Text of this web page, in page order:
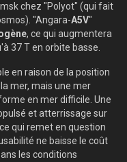
chez "Polyot" (qui fait
"Angara-A5V"
, ce qui augmentera
37 T en orbite basse.
en raison de la position
mer, mais une mer
en mer difficile. Une
et atterrissage sur
qui remet en question
ne baisse le coût
les conditions